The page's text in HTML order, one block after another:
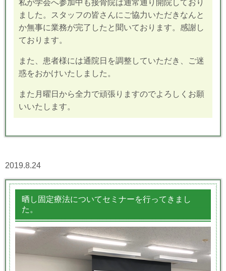
私が学会へ参加中も接骨院は通常通り開院しており
ました。スタッフの皆さんにご協力いただきなんと
か無事に業務が完了したと聞いております。感謝し
ております。
また、患者様には通院日を調整していただき、ご迷
惑をおかけいたしました。
また月曜日から全力で頑張りますのでよろしくお願
いいたします。
2019.8.24
晒し固定療法についてセミナーを行ってきまし
た。